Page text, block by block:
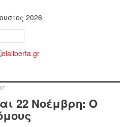
2026
22 Νοέμβρη: Ο